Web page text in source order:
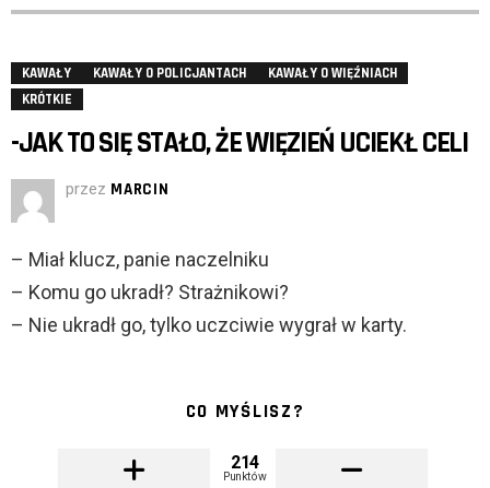
KAWAŁY KAWAŁY O POLICJANTACH
KAWAŁY O WIĘŹNIACH
KRÓTKIE
-JAK TO SIĘ STAŁO, ŻE WIĘZIEŃ UCIEKŁ CELI
przez MARCIN
– Miał klucz, panie naczelniku
– Komu go ukradł? Strażnikowi?
– Nie ukradł go, tylko uczciwie wygrał w karty.
CO MYŚLISZ?
214
Punktów